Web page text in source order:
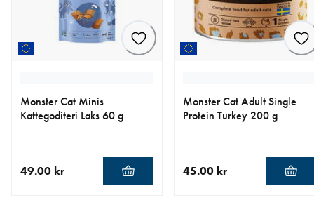
Monster Cat Minis
Kattegoditeri Laks 60 g
49.00 kr
Monster Cat Adult Single
Protein Turkey 200 g
45.00 kr